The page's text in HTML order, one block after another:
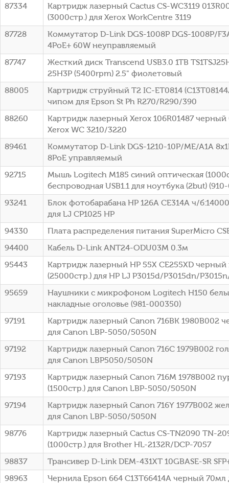
87334
Картридж лазерный Cactus CS-WC3119
(3000стр.) для Xerox WorkCentre 3119
87728
Коммутатор D-Link DGS-1008P DGS-1008P/
4PoE+ 60W неуправляемый
87747
Жесткий диск Transcend USB3.0 1TB
25H3P (5400rpm) 2.5" фиолетовый
88005
Картридж струйный T2 IC-ET0814
чипом для Epson St Ph R270/R290/390
88260
Картридж лазерный Xerox 106R01487 черный
Xerox WC 3210/3220
89461
Коммутатор D-Link DGS-1210-10P/ME/A1A
8PoE управляемый
92715
Мышь Logitech M185 синий оптическая
беспроводная USB1.1 для ноутбука (2but)
93241
Блок фотобарабана HP 126A CE314A ч/
для LJ CP1025 HP
94330
Плата распределения питания SuperMicro
94400
Кабель D-Link ANT24-ODU03M 0.3м
95443
Картридж лазерный HP 55X CE255XD черный
(25000стр.) для HP LJ P3015d/P3015dn/
95659
Наушники с микрофоном Logitech H150
накладные оголовье (981-000350)
97191
Картридж лазерный Canon 716BK 1980B002
для Canon LBP-5050/5050N
97192
Картридж лазерный Canon 716C 1979B002
для Canon LBP5050/5050N
97193
Картридж лазерный Canon 716M 1978B002
(1500стр.) для Canon LBP-5050/5050N
97194
Картридж лазерный Canon 716Y 1977B002
для Canon LBP-5050/5050N
98776
Картридж лазерный Cactus CS-TN2090 TN-
(1000стр.) для Brother HL-2132R/DCP-7057
98837
Трансивер D-Link DEM-431XT 10GBASE-SR
98963
Чернила Epson 664 C13T66414A черный 70мл